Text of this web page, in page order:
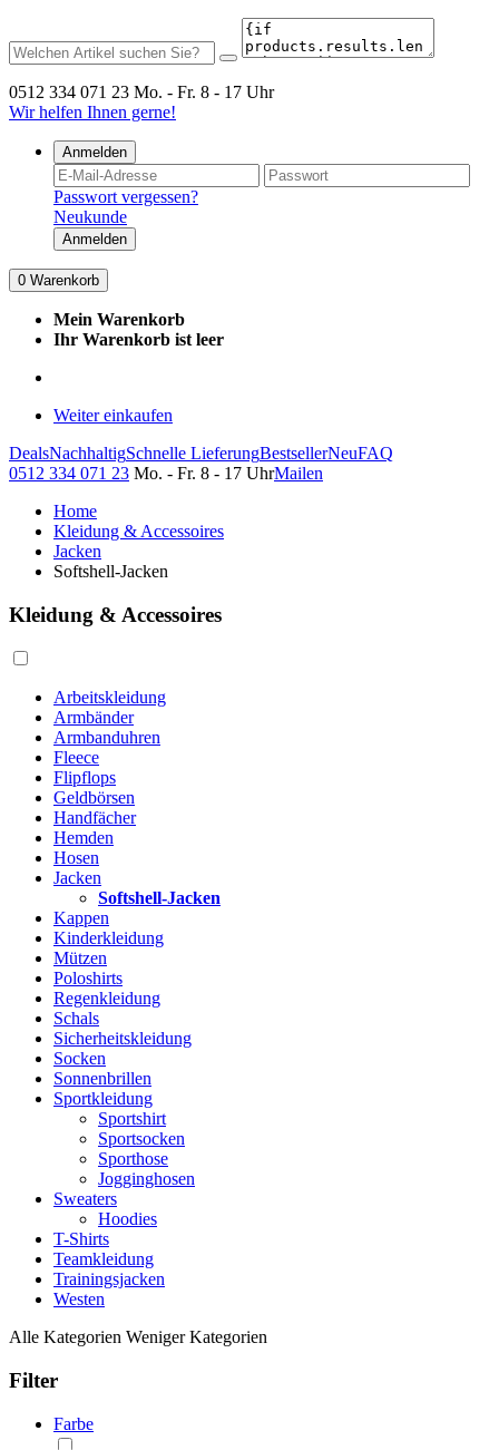
0512 334 071 23 Mo. - Fr. 8 - 17 Uhr
Wir helfen Ihnen gerne!
Anmelden
Passwort vergessen?
Neukunde
Anmelden
0 Warenkorb
Mein Warenkorb
Ihr Warenkorb ist leer
Weiter einkaufen
DealsNachhaltigSchnelle LieferungBestsellerNeuFAQ
0512 334 071 23 Mo. - Fr. 8 - 17 UhrMailen
Home
Kleidung & Accessoires
Jacken
Softshell-Jacken
Kleidung & Accessoires
Arbeitskleidung
Armbänder
Armbanduhren
Fleece
Flipflops
Geldbörsen
Handfächer
Hemden
Hosen
Jacken
Softshell-Jacken
Kappen
Kinderkleidung
Mützen
Poloshirts
Regenkleidung
Schals
Sicherheitskleidung
Socken
Sonnenbrillen
Sportkleidung
Sportshirt
Sportsocken
Sporthose
Jogginghosen
Sweaters
Hoodies
T-Shirts
Teamkleidung
Trainingsjacken
Westen
Alle Kategorien Weniger Kategorien
Filter
Farbe